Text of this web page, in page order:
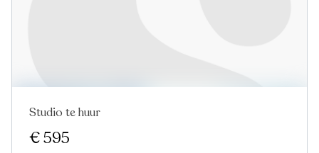
Studio te huur
€ 595